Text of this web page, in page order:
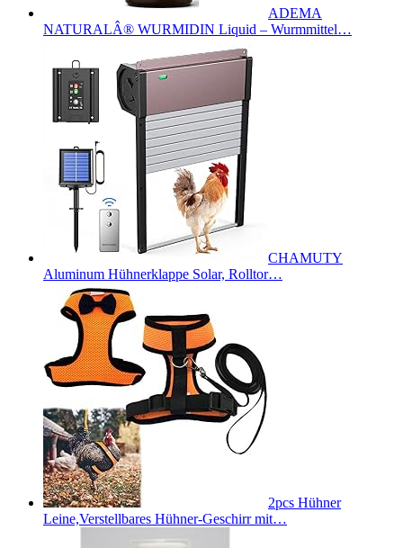
ADEMA
NATURALÂ® WURMIDIN Liquid – Wurmmittel…
CHAMUTY
Aluminum Hühnerklappe Solar, Rolltor…
2pcs Hühner
Leine,Verstellbares Hühner-Geschirr mit…